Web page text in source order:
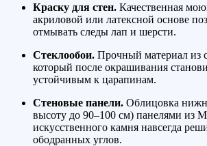
Краску для стен. Качественная
акриловой или латексной основе
отмывать следы лап и шерсти.
Стеклообои. Прочный материал из
который после окрашивания
устойчивым к царапинам.
Стеновые панели. Облицовка
высоту до 90–100 см) панелями
искусственного камня навсегда
ободранных углов.